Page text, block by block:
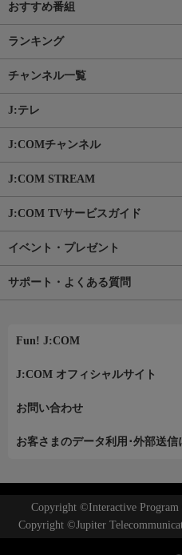
おすすめ番組
ランキング
チャンネル一覧
J:テレ
J:COMチャンネル
J:COM STREAM
J:COM TVサービスガイド
イベント・プレゼント
サポート・よくある質問
Fun! J:COM
J:COM オフィシャルサイト
お問い合わせ
お客さまのデータ利用･外部送信
Copyright ©Interactive Program
Copyright ©Jupiter